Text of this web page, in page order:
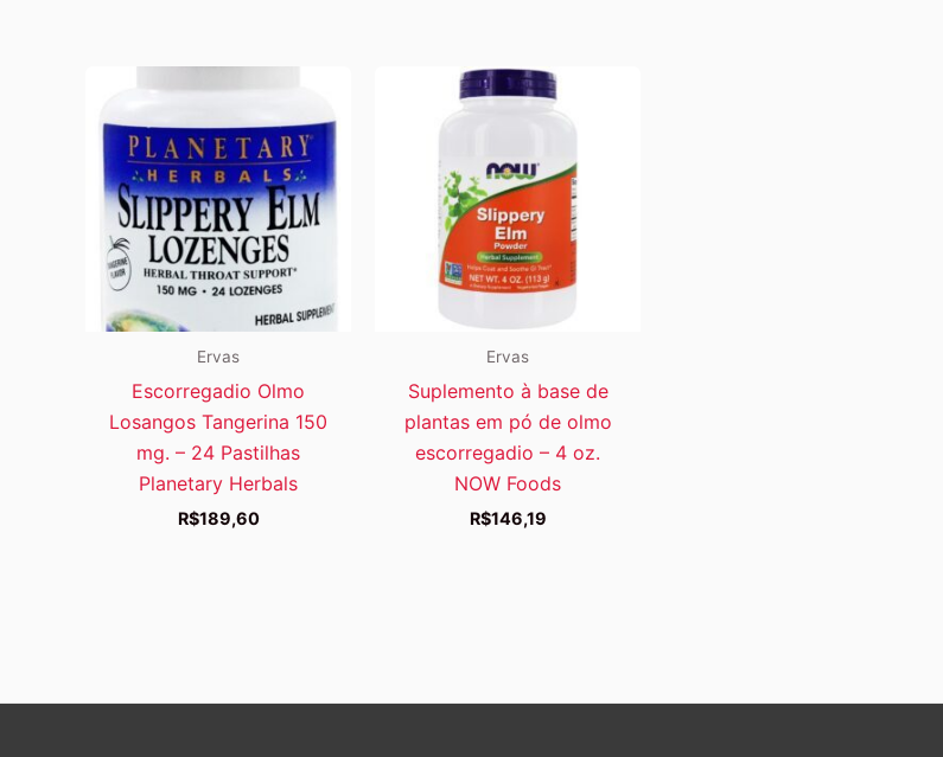
Ervas
Escorregadio Olmo
Losangos Tangerina 150
mg. – 24 Pastilhas
Planetary Herbals
R$189,60
Ervas
Suplemento à base de
plantas em pó de olmo
escorregadio – 4 oz.
NOW Foods
R$146,19